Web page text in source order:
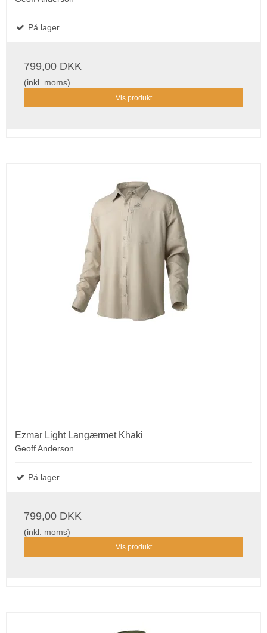
På lager
799,00 DKK
(inkl. moms)
Vis produkt
Ezmar Light Langærmet Khaki
Geoff Anderson
På lager
799,00 DKK
(inkl. moms)
Vis produkt